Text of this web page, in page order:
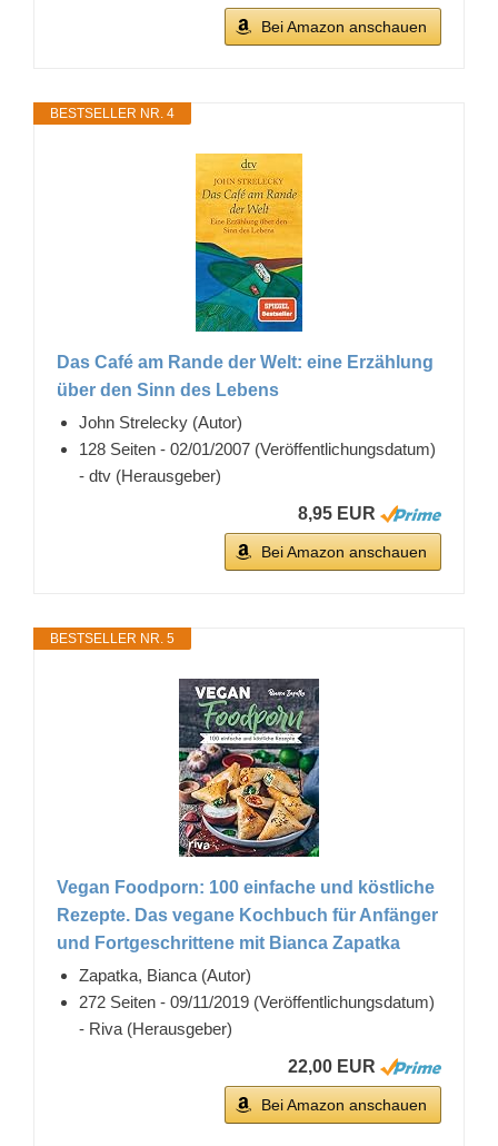
Bei Amazon anschauen
BESTSELLER NR. 4
Das Café am Rande der Welt: eine Erzählung
über den Sinn des Lebens
John Strelecky (Autor)
128 Seiten - 02/01/2007 (Veröffentlichungsdatum)
- dtv (Herausgeber)
8,95 EUR
Bei Amazon anschauen
BESTSELLER NR. 5
Vegan Foodporn: 100 einfache und köstliche
Rezepte. Das vegane Kochbuch für Anfänger
und Fortgeschrittene mit Bianca Zapatka
Zapatka, Bianca (Autor)
272 Seiten - 09/11/2019 (Veröffentlichungsdatum)
- Riva (Herausgeber)
22,00 EUR
Bei Amazon anschauen